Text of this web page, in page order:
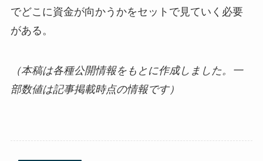
でどこに資金が向かうかをセットで見ていく必要
がある。
（本稿は各種公開情報をもとに作成しました。一
部数値は記事掲載時点の情報です）